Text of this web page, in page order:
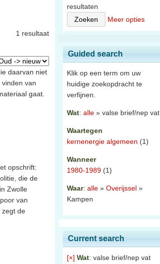
1 resultaat
daarvan niet
van
gaat.
opschrift:
die de
Zwolle
van
, zegt de
resultaten
Meer opties
Guided search
Klik op een term om uw
huidige zoekopdracht te
verfijnen.
Wat: alle » valse brief/nep vat
Waartegen
kernenergie algemeen (1)
Wanneer
1980-1989 (1)
Waar: alle » Overijssel »
Kampen
Current search
[×] Wat: valse brief/nep vat